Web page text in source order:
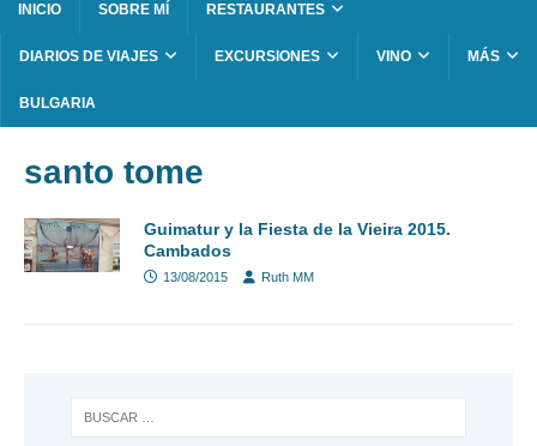
INICIO SOBRE MÍ RESTAURANTES
DIARIOS DE VIAJES EXCURSIONES VINO MÁS
BULGARIA
santo tome
Guimatur y la Fiesta de la Vieira 2015.
Cambados
13/08/2015 Ruth MM